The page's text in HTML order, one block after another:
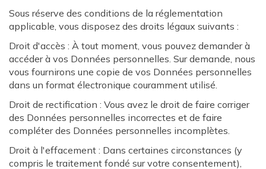
Sous réserve des conditions de la réglementation
applicable, vous disposez des droits légaux suivants :
Droit d'accès : À tout moment, vous pouvez demander à
accéder à vos Données personnelles. Sur demande, nous
vous fournirons une copie de vos Données personnelles
dans un format électronique couramment utilisé.
Droit de rectification : Vous avez le droit de faire corriger
des Données personnelles incorrectes et de faire
compléter des Données personnelles incomplètes.
Droit à l'effacement : Dans certaines circonstances (y
compris le traitement fondé sur votre consentement),